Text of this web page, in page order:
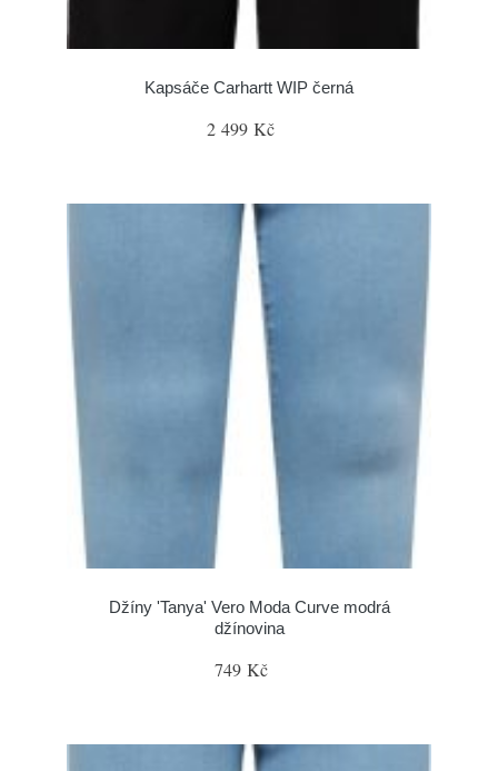
Kapsáče Carhartt WIP černá
2 499 Kč
Džíny 'Tanya' Vero Moda Curve modrá
džínovina
749 Kč